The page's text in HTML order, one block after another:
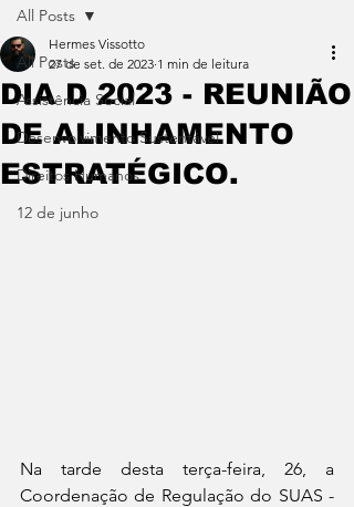
All Posts
Assistência Social
Desenvolvimento Sustentável
Direitos Humanos
12 de junho
All Posts
DIA D 2023 - REUNIÃO
DE ALINHAMENTO
ESTRATÉGICO.
Hermes Vissotto
27 de set. de 2023 1 min de leitura
Na tarde desta terça-feira, 26, a
Coordenação de Regulação do SUAS -